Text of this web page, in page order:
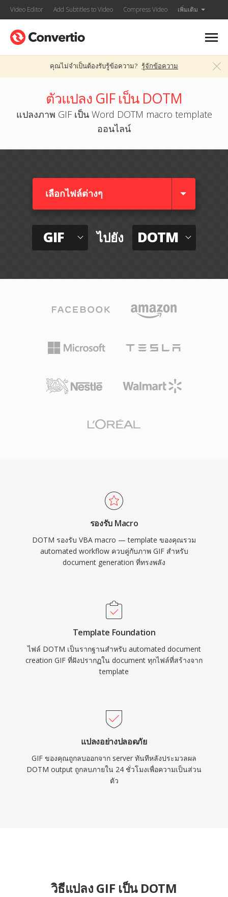
Video Editor Add Subtitles to Video Compress Video เพิ่มเติม
คุณไม่จำเป็นต้องรับรู้ข้อความ? รู้จักข้อความ
ตัวแปลง GIF เป็น DOTM
แปลงภาพ GIF เป็น Word DOTM macro template
ออนไลน์
เลือกไฟล์ต่างๆ​
GIF ไปยัง DOTM
รองรับ Macro
DOTM รองรับ VBA macro — template ของคุณรวม
automated workflow ควบคู่กับภาพ GIF สำหรับ
document generation ที่ทรงพลัง
Template Foundation
ไฟล์ DOTM เป็นรากฐานสำหรับ automated document
creation GIF ที่ฝังปรากฏใน document ทุกไฟล์ที่สร้างจาก
template
แปลงอย่างปลอดภัย
GIF ของคุณถูกลบออกจาก server ทันทีหลังประมวลผล
DOTM output ถูกลบภายใน 24 ชั่วโมงเพื่อความเป็นส่วน
ตัว
วิธีแปลง GIF เป็น DOTM